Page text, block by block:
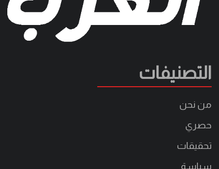
التصنيفات
من نحن
حصري
تحقيقات
سياسة